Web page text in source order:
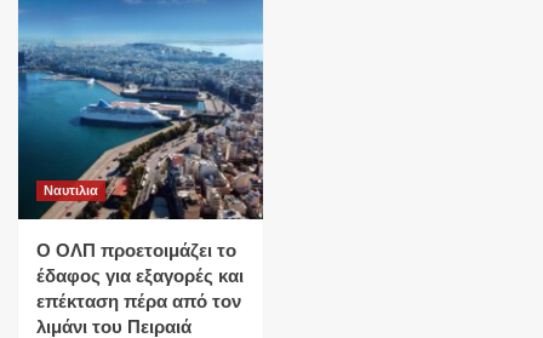
Ναυτιλια
O ΟΛΠ προετοιμάζει το
έδαφος για εξαγορές και
επέκταση πέρα από τον
λιμάνι του Πειραιά